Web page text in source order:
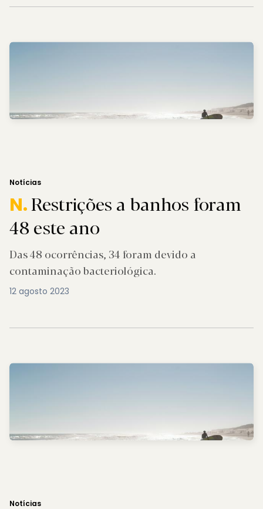
Notícias
N.Restrições a banhos foram
48 este ano
Das 48 ocorrências, 34 foram devido a
contaminação bacteriológica.
12 agosto 2023
Notícias